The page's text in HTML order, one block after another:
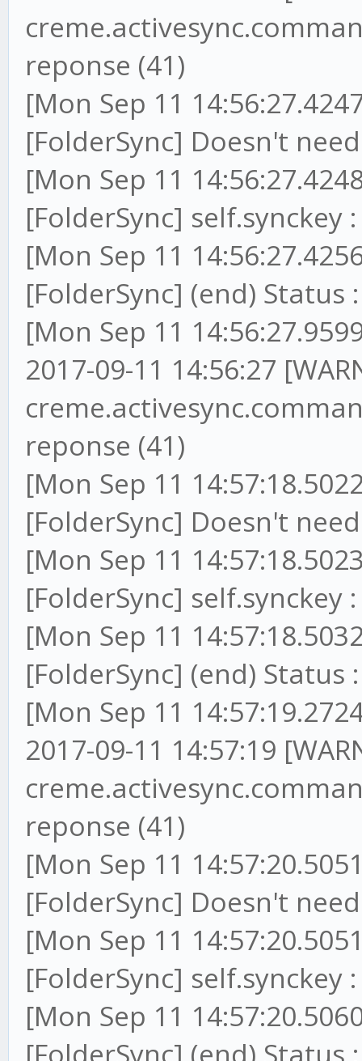
reponse (41)
[Mon Sep 11
[FolderSync] Doesn't need
[Mon Sep 11
[FolderSync] self.synckey
[Mon Sep 11
[FolderSync] (end) Status
[Mon Sep 11
2017-09-11 14:56:27
reponse (41)
[Mon Sep 11
[FolderSync] Doesn't need
[Mon Sep 11
[FolderSync] self.synckey
[Mon Sep 11
[FolderSync] (end) Status
[Mon Sep 11
2017-09-11 14:57:19
reponse (41)
[Mon Sep 11
[FolderSync] Doesn't need
[Mon Sep 11
[FolderSync] self.synckey
[Mon Sep 11